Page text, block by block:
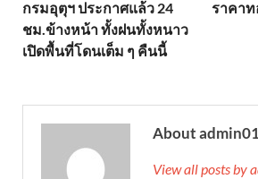
กรมอุตุฯ ประกาศแล้ว 24
ชม.ข้างหน้า ทั้งฝนทั้งหนาว
เปิดพื้นที่โดนเต็ม ๆ คืนนี้
ราคา
About admin01
View all posts by